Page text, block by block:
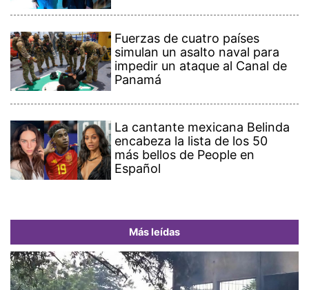
Fuerzas de cuatro países
simulan un asalto naval para
impedir un ataque al Canal de
Panamá
La cantante mexicana Belinda
encabeza la lista de los 50
más bellos de People en
Español
Más leídas